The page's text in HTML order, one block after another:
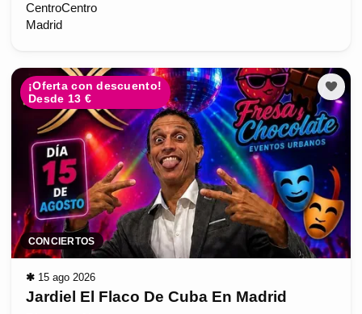
CentroCentro
Madrid
¡Oferta con descuento!
Desde 13 €
CONCIERTOS
✱ 15 ago 2026
Jardiel El Flaco De Cuba En Madrid